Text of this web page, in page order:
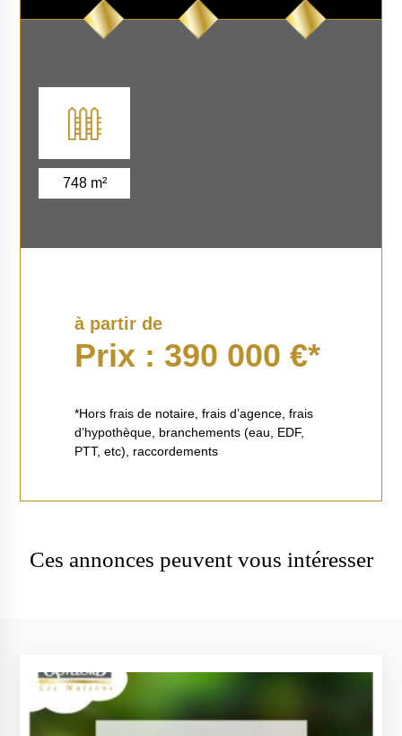
748 m²
à partir de
Prix : 390 000 €*
*Hors frais de notaire, frais d’agence, frais
d’hypothèque, branchements (eau, EDF,
PTT, etc), raccordements
Ces annonces peuvent vous intéresser